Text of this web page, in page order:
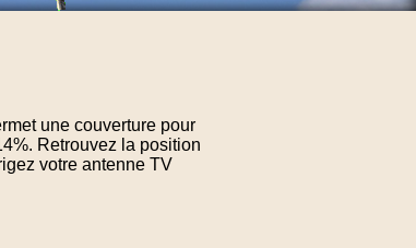
une couverture pour
Retrouvez la position
votre antenne TV